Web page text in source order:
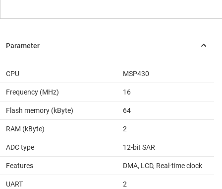
CPU MSP430
Frequency (MHz) 16
Flash memory (kByte) 64
RAM (kByte) 2
ADC type 12-bit SAR
Features DMA, LCD, Real-time clock
UART 2